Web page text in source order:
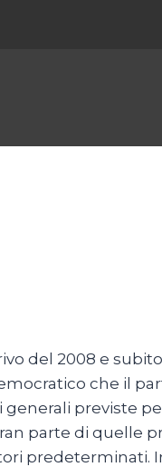
del 2008 e
che il
previste
parte di quelle